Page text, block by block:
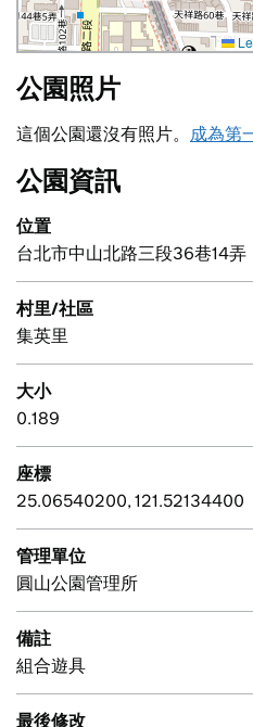
公園照片
這個公園還沒有照片。 成為第
公園資訊
位置
台北市中山北路三段36巷14弄
村里/社區
集英里
大小
0.189
座標
25.06540200, 121.52134400
管理單位
圓山公園管理所
備註
組合遊具
最後修改